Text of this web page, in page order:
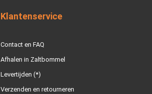
Klantenservice
Contact en FAQ
Afhalen in Zaltbommel
Levertijden (*)
Verzenden en retourneren